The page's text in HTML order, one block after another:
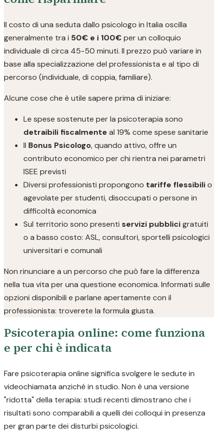
Il costo di una seduta dallo psicologo in Italia oscilla
generalmente tra i 50€ e i 100€ per un colloquio
individuale di circa 45-50 minuti. Il prezzo può variare in
base alla specializzazione del professionista e al tipo di
percorso (individuale, di coppia, familiare).
Alcune cose che è utile sapere prima di iniziare:
Le spese sostenute per la psicoterapia sono
detraibili fiscalmente al 19% come spese sanitarie
Il Bonus Psicologo, quando attivo, offre un
contributo economico per chi rientra nei parametri
ISEE previsti
Diversi professionisti propongono tariffe flessibilio
agevolate per studenti, disoccupati o persone in
difficoltà economica
Sul territorio sono presenti servizi pubblicigratuiti
o a basso costo: ASL, consultori, sportelli psicologici
universitari e comunali
Non rinunciare a un percorso che può fare la differenza
nella tua vita per una questione economica. Informati sulle
opzioni disponibili e parlane apertamente con il
professionista: troverete la formula giusta.
Psicoterapia online: come funziona
e per chi è indicata
Fare psicoterapia online significa svolgere le sedute in
videochiamata anziché in studio. Non è una versione
"ridotta" della terapia: studi recenti dimostrano che i
risultati sono comparabili a quelli dei colloqui in presenza
per gran parte dei disturbi psicologici.